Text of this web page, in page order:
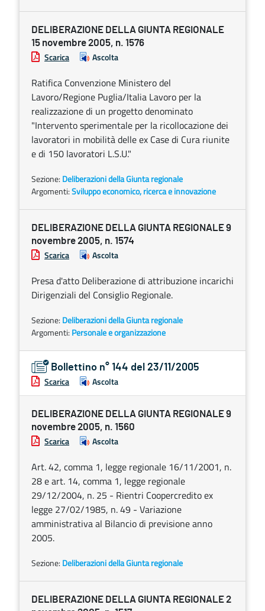
DELIBERAZIONE DELLA GIUNTA REGIONALE
15 novembre 2005, n. 1576
Scarica Ascolta
Ratifica Convenzione Ministero del
Lavoro/Regione Puglia/Italia Lavoro per la
realizzazione di un progetto denominato
"Intervento sperimentale per la ricollocazione dei
lavoratori in mobilità delle ex Case di Cura riunite
e di 150 lavoratori L.S.U."
Sezione: Deliberazioni della Giunta regionale
Argomenti:Sviluppo economico, ricerca e innovazione
DELIBERAZIONE DELLA GIUNTA REGIONALE 9
novembre 2005, n. 1574
Scarica Ascolta
Presa d'atto Deliberazione di attribuzione incarichi
Dirigenziali del Consiglio Regionale.
Sezione: Deliberazioni della Giunta regionale
Argomenti: Personale e organizzazione
Bollettino n° 144 del 23/11/2005
Scarica Ascolta
DELIBERAZIONE DELLA GIUNTA REGIONALE 9
novembre 2005, n. 1560
Scarica Ascolta
Art. 42, comma 1, legge regionale 16/11/2001, n.
28 e art. 14, comma 1, legge regionale
29/12/2004, n. 25 - Rientri Coopercredito ex
legge 27/02/1985, n. 49 - Variazione
amministrativa al Bilancio di previsione anno
2005.
Sezione: Deliberazioni della Giunta regionale
DELIBERAZIONE DELLA GIUNTA REGIONALE 2